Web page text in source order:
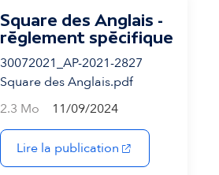
Square des Anglais -
règlement spécifique
30072021_AP-2021-2827
Square des Anglais.pdf
2.3 Mo
11/09/2024
Lire la publication (s'ouvre dans